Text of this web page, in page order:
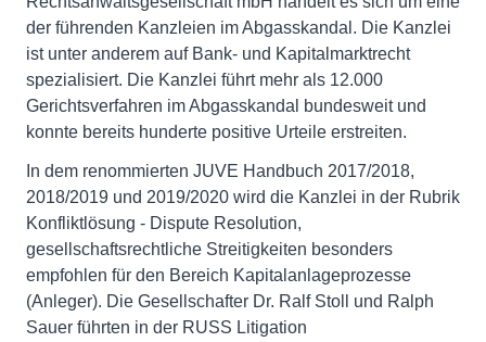
der führenden Kanzleien im Abgasskandal. Die Kanzlei
ist unter anderem auf Bank- und Kapitalmarktrecht
spezialisiert. Die Kanzlei führt mehr als 12.000
Gerichtsverfahren im Abgasskandal bundesweit und
konnte bereits hunderte positive Urteile erstreiten.
In dem renommierten JUVE Handbuch 2017/2018,
2018/2019 und 2019/2020 wird die Kanzlei in der Rubrik
Konfliktlösung - Dispute Resolution,
gesellschaftsrechtliche Streitigkeiten besonders
empfohlen für den Bereich Kapitalanlageprozesse
(Anleger). Die Gesellschafter Dr. Ralf Stoll und Ralph
Sauer führten in der RUSS Litigation